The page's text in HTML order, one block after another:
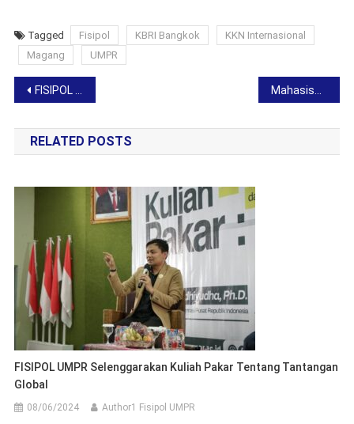
Tagged Fisipol KBRI Bangkok
KKN Internasional
Magang
UMPR
Post
navigation
FISIPOL UMPR Gelar Penutupan KKN Angkatan 53, Tegaskan Pentingnya Pengabdian ke Masyarakat Mahasiswa Ilmu Komunikasi UMPR Raih Juara III di National Islamic Psychology Fair (NIPF) 2025
RELATED POSTS
FISIPOL UMPR Selenggarakan Kuliah Pakar Tentang Tantangan
Global
08/06/2024 Author1 Fisipol UMPR